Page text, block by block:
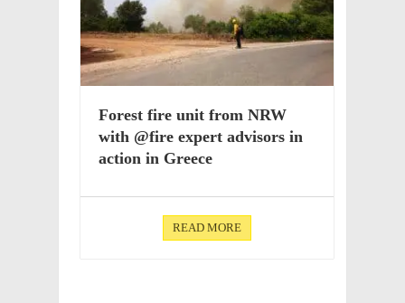
Forest fire unit from NRW
with @fire expert advi­sors in
action in Greece
READ MORE